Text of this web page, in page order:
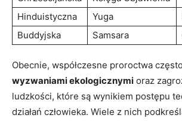
Hinduistyczna
Yuga
Buddyjska
Samsara
Obecnie, współczesne proroctwa
wyzwaniami ekologicznymi oraz
ludzkości, które są wynikiem postępu
działań człowieka. Wiele z nich